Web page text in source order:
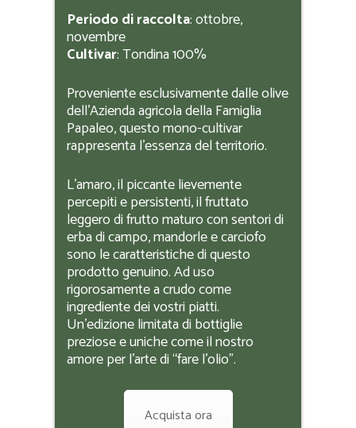
Periodo di raccolta: ottobre,
novembre
Cultivar: Tondina 100%
Proveniente esclusivamente dalle olive
dell’Azienda agricola della Famiglia
Papaleo, questo mono-cultivar
rappresenta l’essenza del territorio.
L’amaro, il piccante lievemente
percepiti e persistenti, il fruttato
leggero di frutto maturo con sentori di
erba di campo, mandorle e carciofo
sono le caratteristiche di questo
prodotto genuino. Ad uso
rigorosamente a crudo come
ingrediente dei vostri piatti.
Un’edizione limitata di bottiglie
preziose e uniche come il nostro
amore per l’arte di “fare l’olio”.
Acquista ora